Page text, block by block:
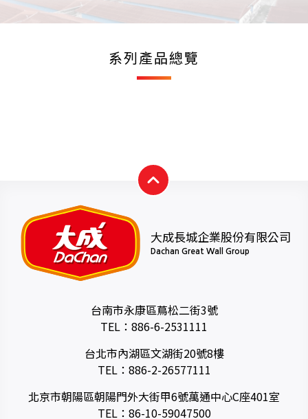
系列產品總覽
大成長城企業股份有限公司
Dachan Great Wall Group
台南市永康區蔦松二街3號
TEL： 886-6-2531111
台北市內湖區文湖街20號8樓
TEL： 886-2-26577111
北京市朝陽區朝陽門外大街甲6號萬通中心C座401室
TEL： 86-10-59047500